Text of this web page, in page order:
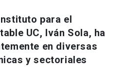
para el
UC, Iván Sola, ha
en diversas
y sectoriales